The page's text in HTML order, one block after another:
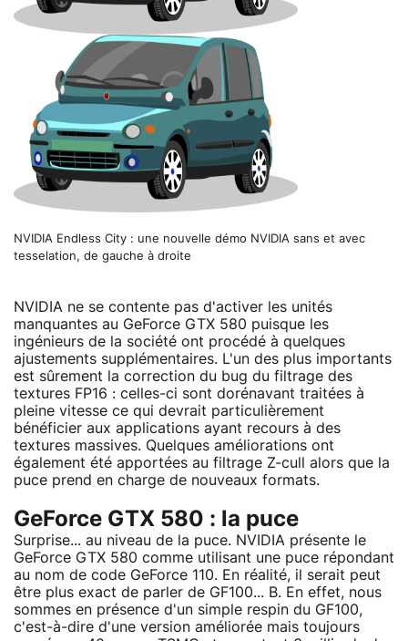
NVIDIA Endless City : une nouvelle démo NVIDIA sans et avec
tesselation, de gauche à droite
NVIDIA ne se contente pas d'activer les unités
manquantes au GeForce GTX 580 puisque les
ingénieurs de la société ont procédé à quelques
ajustements supplémentaires. L'un des plus importants
est sûrement la correction du bug du filtrage des
textures FP16 : celles-ci sont dorénavant traitées à
pleine vitesse ce qui devrait particulièrement
bénéficier aux applications ayant recours à des
textures massives. Quelques améliorations ont
également été apportées au filtrage Z-cull alors que la
puce prend en charge de nouveaux formats.
GeForce GTX 580 : la puce
Surprise... au niveau de la puce. NVIDIA présente le
GeForce GTX 580 comme utilisant une puce répondant
au nom de code GeForce 110. En réalité, il serait peut
être plus exact de parler de GF100... B. En effet, nous
sommes en présence d'un simple respin du GF100,
c'est-à-dire d'une version améliorée mais toujours